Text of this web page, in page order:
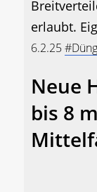
erlaubt.
6.2.25
Neue
bis 8